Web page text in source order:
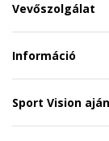
Vevőszolgálat
Információ
Sport Vision